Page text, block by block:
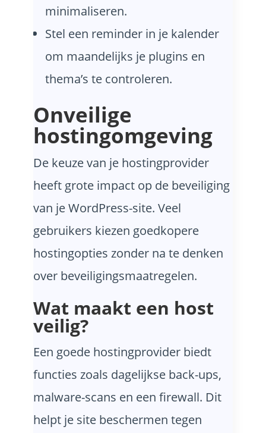
minimaliseren.
Stel een reminder in je kalender
om maandelijks je plugins en
thema’s te controleren.
Onveilige
hostingomgeving
De keuze van je hostingprovider
heeft grote impact op de beveiliging
van je WordPress-site. Veel
gebruikers kiezen goedkopere
hostingopties zonder na te denken
over beveiligingsmaatregelen.
Wat maakt een host
veilig?
Een goede hostingprovider biedt
functies zoals dagelijkse back-ups,
malware-scans en een firewall. Dit
helpt je site beschermen tegen